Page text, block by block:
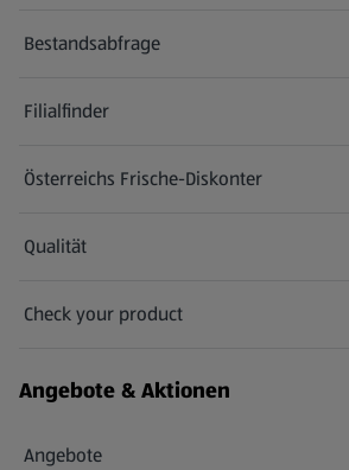
Bestandsabfrage
(öffnet in einem neuen Tab)
Filialfinder
Österreichs Frische-Diskonter
Qualität
Check your product
(öffnet in einem neuen Tab)
Angebote & Aktionen
Angebote